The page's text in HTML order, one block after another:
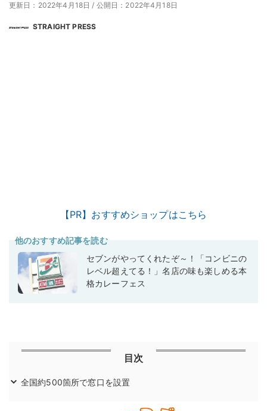
更新日：2022年4月18日 / 公開日：2022年4月18日
STRAIGHT PRESS
【PR】おすすめショップはこちら
他のおすすめ記事を読む
セブンがやってくれたぞ～！「コンビニの
レベル超えてる！」名店の味も楽しめる本
格カレーフェス
目次
全国約500箇所で窓口を設置